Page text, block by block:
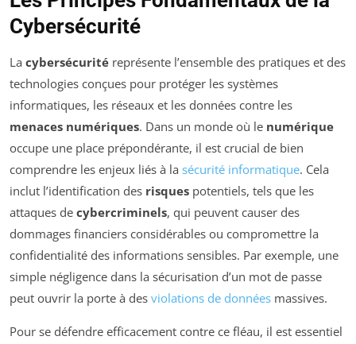
Cybersécurité
La cybersécurité représente l’ensemble des pratiques et des
technologies conçues pour protéger les systèmes
informatiques, les réseaux et les données contre les
menaces numériques. Dans un monde où le numérique
occupe une place prépondérante, il est crucial de bien
comprendre les enjeux liés à la sécurité informatique. Cela
inclut l’identification des risques potentiels, tels que les
attaques de cybercriminels, qui peuvent causer des
dommages financiers considérables ou compromettre la
confidentialité des informations sensibles. Par exemple, une
simple négligence dans la sécurisation d’un mot de passe
peut ouvrir la porte à des violations de données massives.
Pour se défendre efficacement contre ce fléau, il est essentiel